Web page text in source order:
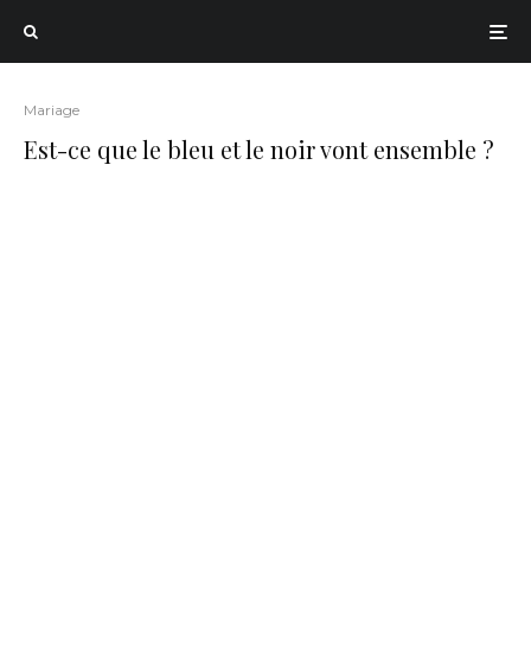
Mariage
Est-ce que le bleu et le noir vont ensemble ?